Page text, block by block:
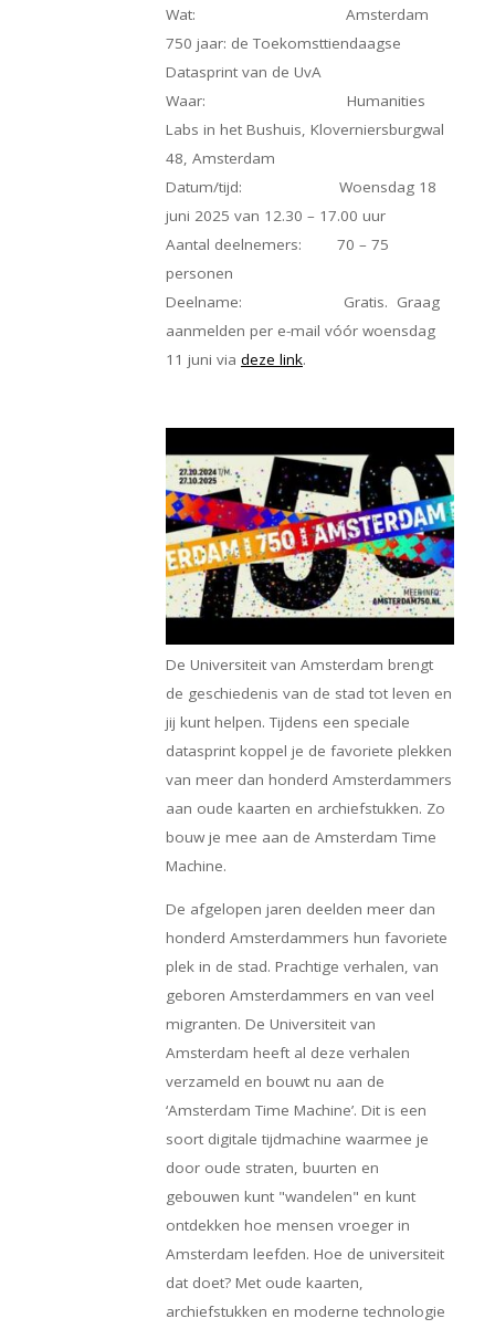
Wat: Amsterdam
750 jaar: de Toekomsttiendaagse
Datasprint van de UvA
Waar: Humanities
Labs in het Bushuis, Kloverniersburgwal
48, Amsterdam
Datum/tijd: Woensdag 18
juni 2025 van 12.30 – 17.00 uur
Aantal deelnemers: 70 – 75
personen
Deelname: Gratis. Graag
aanmelden per e-mail vóór woensdag
11 juni via deze link.
De Universiteit van Amsterdam brengt
de geschiedenis van de stad tot leven en
jij kunt helpen. Tijdens een speciale
datasprint koppel je de favoriete plekken
van meer dan honderd Amsterdammers
aan oude kaarten en archiefstukken. Zo
bouw je mee aan de Amsterdam Time
Machine.
De afgelopen jaren deelden meer dan
honderd Amsterdammers hun favoriete
plek in de stad. Prachtige verhalen, van
geboren Amsterdammers en van veel
migranten. De Universiteit van
Amsterdam heeft al deze verhalen
verzameld en bouwt nu aan de
‘Amsterdam Time Machine’. Dit is een
soort digitale tijdmachine waarmee je
door oude straten, buurten en
gebouwen kunt "wandelen" en kunt
ontdekken hoe mensen vroeger in
Amsterdam leefden. Hoe de universiteit
dat doet? Met oude kaarten,
archiefstukken en moderne technologie